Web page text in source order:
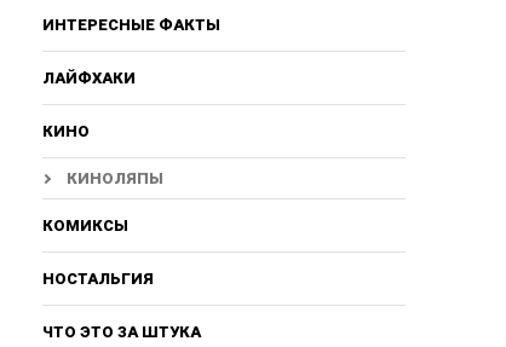
ИНТЕРЕСНЫЕ ФАКТЫ
ЛАЙФХАКИ
КИНО
КИНОЛЯПЫ
КОМИКСЫ
НОСТАЛЬГИЯ
ЧТО ЭТО ЗА ШТУКА